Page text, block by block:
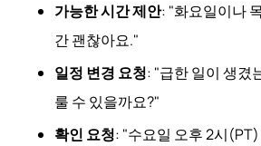
가능한 시간 제안: "화요일이나
간 괜찮아요."
일정 변경 요청: "급한 일이 생겼
룰 수 있을까요?"
확인 요청: "수요일 오후 2시